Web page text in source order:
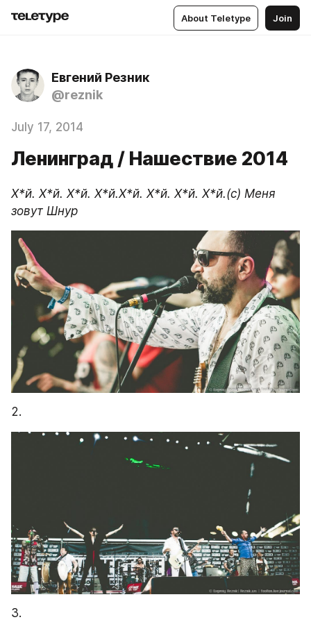
About Teletype Join
Евгений Резник
@reznik
July 17, 2014
Ленинград / Нашествие 2014
Х*й. Х*й. Х*й. Х*й.Х*й. Х*й. Х*й. Х*й.(с) Меня
зовут Шнур
2.
3.